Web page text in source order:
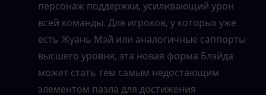
персонаж поддержки, усиливающий урон
всей команды. Для игроков, у которых уже
есть Жуань Мэй или аналогичные саппорты
высшего уровня, эта новая форма Блэйда
может стать тем самым недостающим
элементом пазла для достижения